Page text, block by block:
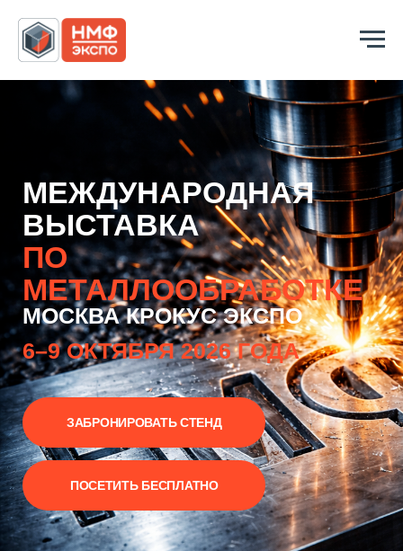
МЕЖДУНАРОДНАЯ
ПО
МЕТАЛЛООБРАБОТКЕ
ЗАБРОНИРОВАТЬ СТЕНД
ПОСЕТИТЬ БЕСПЛАТНО
МОСКВА КРОКУС ЭКСПО
6–9 ОКТЯБРЯ 2026 ГОДА
НМФ ЭКСПО 2026
IV МЕЖДУНАРОДНАЯ
ВЫСТАВКА
ПО МЕТАЛЛООБРАБОТКЕ В
РОССИИ ПОД ПАТРОНАЖЕМ
НАЦИОНАЛЬНОГО СОЮЗА